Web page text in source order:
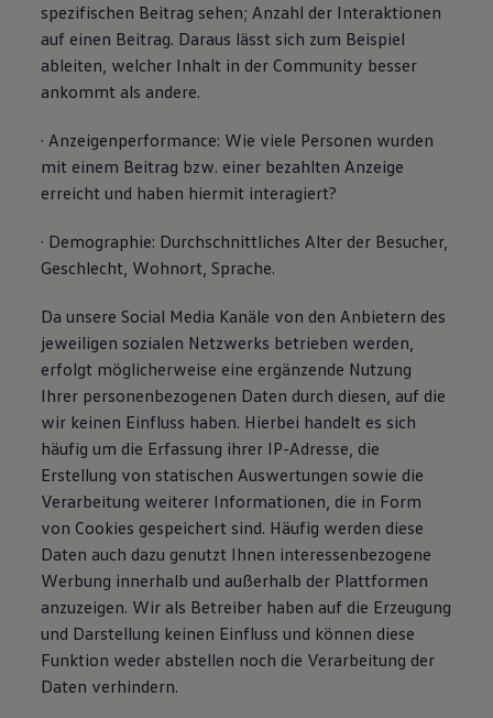
spezifischen Beitrag sehen; Anzahl der Interaktionen
auf einen Beitrag. Daraus lässt sich zum Beispiel
ableiten, welcher Inhalt in der Community besser
ankommt als andere.
· Anzeigenperformance: Wie viele Personen wurden
mit einem Beitrag bzw. einer bezahlten Anzeige
erreicht und haben hiermit interagiert?
· Demographie: Durchschnittliches Alter der Besucher,
Geschlecht, Wohnort, Sprache.
Da unsere Social Media Kanäle von den Anbietern des
jeweiligen sozialen Netzwerks betrieben werden,
erfolgt möglicherweise eine ergänzende Nutzung
Ihrer personenbezogenen Daten durch diesen, auf die
wir keinen Einfluss haben. Hierbei handelt es sich
häufig um die Erfassung ihrer IP-Adresse, die
Erstellung von statischen Auswertungen sowie die
Verarbeitung weiterer Informationen, die in Form
von Cookies gespeichert sind. Häufig werden diese
Daten auch dazu genutzt Ihnen interessenbezogene
Werbung innerhalb und außerhalb der Plattformen
anzuzeigen. Wir als Betreiber haben auf die Erzeugung
und Darstellung keinen Einfluss und können diese
Funktion weder abstellen noch die Verarbeitung der
Daten verhindern.